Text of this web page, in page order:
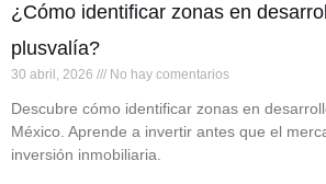
¿Cómo identificar zonas en
plusvalía?
30 abril, 2026 No hay comentarios
Descubre cómo identificar zonas en
México. Aprende a invertir antes que el
inversión inmobiliaria.